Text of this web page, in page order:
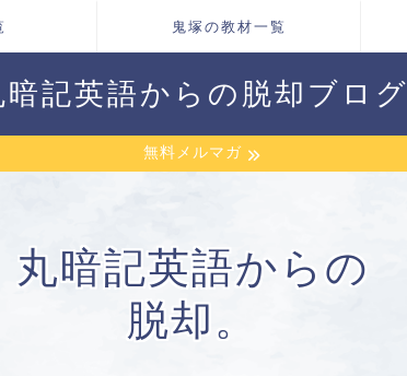
鬼塚の教材一覧
暗記英語からの脱却ブログ
無料メルマガ
丸暗記英語からの
脱却。